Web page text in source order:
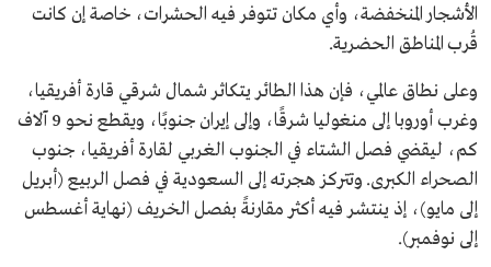
الأشجار المنخفضة، وأي مكان تتوفر فيه الحشرات، خاصة إن كانت
قُرب المناطق الحضرية.
وعلى نطاق عالمي، فإن هذا الطائر يتكاثر شمال شرقي قارة أفريقيا،
وغرب أوروبا إلى منغوليا شرقًا، وإلى إيران جنوبًا، ويقطع نحو 9 آلاف
كم، ليقضي فصل الشتاء في الجنوب الغربي لقارة أفريقيا، جنوب
الصحراء الكبرى. وتتركز هجرته إلى السعودية في فصل الربيع (أبريل
إلى مايو)، إذ ينتشر فيه أكثر مقارنةً بفصل الخريف (نهاية أغسطس
إلى نوفمبر).